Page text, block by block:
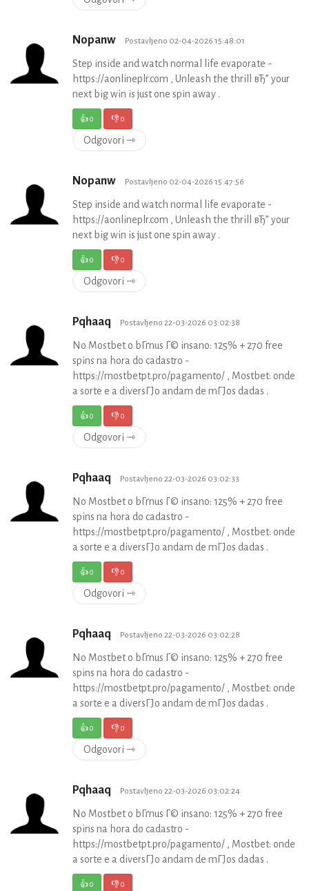
Nopanw Postavljeno 02-04-2026 15:48:01
Step inside and watch normal life evaporate -
https://aonlineplr.com , Unleash the thrill вЂ” your
next big win is just one spin away .
👍0 👎0
Odgovori ⇾
Nopanw Postavljeno 02-04-2026 15:47:56
Step inside and watch normal life evaporate -
https://aonlineplr.com , Unleash the thrill вЂ” your
next big win is just one spin away .
👍0 👎0
Odgovori ⇾
Pqhaaq Postavljeno 22-03-2026 03:02:38
No Mostbet o bГґnus Г© insano: 125% + 270 free
spins na hora do cadastro -
https://mostbetpt.pro/pagamento/ , Mostbet: onde
a sorte e a diversГЈo andam de mГЈos dadas .
👍0 👎0
Odgovori ⇾
Pqhaaq Postavljeno 22-03-2026 03:02:33
No Mostbet o bГґnus Г© insano: 125% + 270 free
spins na hora do cadastro -
https://mostbetpt.pro/pagamento/ , Mostbet: onde
a sorte e a diversГЈo andam de mГЈos dadas .
👍0 👎0
Odgovori ⇾
Pqhaaq Postavljeno 22-03-2026 03:02:28
No Mostbet o bГґnus Г© insano: 125% + 270 free
spins na hora do cadastro -
https://mostbetpt.pro/pagamento/ , Mostbet: onde
a sorte e a diversГЈo andam de mГЈos dadas .
👍0 👎0
Odgovori ⇾
Pqhaaq Postavljeno 22-03-2026 03:02:24
No Mostbet o bГґnus Г© insano: 125% + 270 free
spins na hora do cadastro -
https://mostbetpt.pro/pagamento/ , Mostbet: onde
a sorte e a diversГЈo andam de mГЈos dadas .
👍0 👎0